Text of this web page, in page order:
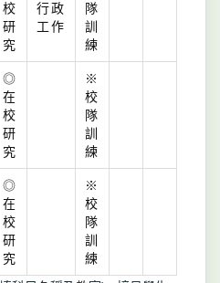
校
研
究
行政
工作
隊
訓
練
◎
在
校
研
究
※
校
隊
訓
練
◎
在
校
研
究
※
校
隊
訓
練